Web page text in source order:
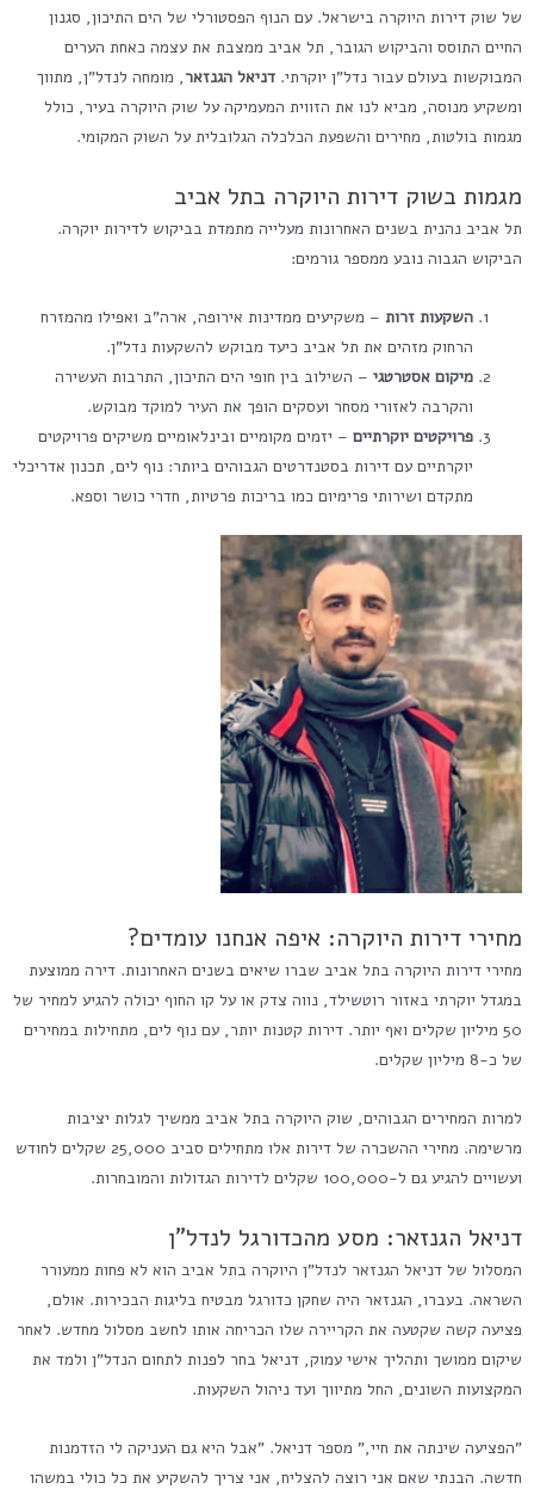
של שוק דירות היוקרה בישראל. עם הנוף הפסטורלי של הים התיכון, סגנון
החיים התוסס והביקוש הגובר, תל אביב ממצבת את עצמה כאחת הערים
המבוקשות בעולם עבור נדל"ן יוקרתי. דניאל הגנזאר, מומחה לנדל"ן, מתווך
ומשקיע מנוסה, מביא לנו את הזווית המעמיקה על שוק היוקרה בעיר, כולל
מגמות בולטות, מחירים והשפעת הכלכלה הגלובלית על השוק המקומי.
מגמות בשוק דירות היוקרה בתל אביב
תל אביב נהנית בשנים האחרונות מעלייה מתמדת בביקוש לדירות יוקרה.
הביקוש הגבוה נובע ממספר גורמים:
השקעות זרות – משקיעים ממדינות אירופה, ארה"ב ואפילו מהמזרח
הרחוק מזהים את תל אביב כיעד מבוקש להשקעות נדל"ן.
מיקום אסטרטגי – השילוב בין חופי הים התיכון, התרבות העשירה
והקרבה לאזורי מסחר ועסקים הופך את העיר למוקד מבוקש.
פרויקטים יוקרתיים – יזמים מקומיים ובינלאומיים משיקים פרויקטים
יוקרתיים עם דירות בסטנדרטים הגבוהים ביותר: נוף לים, תכנון אדריכלי
מתקדם ושירותי פרימיום כמו בריכות פרטיות, חדרי כושר וספא.
מחירי דירות היוקרה: איפה אנחנו עומדים?
מחירי דירות היוקרה בתל אביב שברו שיאים בשנים האחרונות. דירה ממוצעת
במגדל יוקרתי באזור רוטשילד, נווה צדק או על קו החוף יכולה להגיע למחיר של
50 מיליון שקלים ואף יותר. דירות קטנות יותר, עם נוף לים, מתחילות במחירים
של כ-8 מיליון שקלים.
למרות המחירים הגבוהים, שוק היוקרה בתל אביב ממשיך לגלות יציבות
מרשימה. מחירי ההשכרה של דירות אלו מתחילים סביב 25,000 שקלים לחודש
ועשויים להגיע גם ל-100,000 שקלים לדירות הגדולות והמובחרות.
דניאל הגנזאר: מסע מהכדורגל לנדל"ן
המסלול של דניאל הגנזאר לנדל"ן היוקרה בתל אביב הוא לא פחות ממעורר
השראה. בעברו, הגנזאר היה שחקן כדורגל מבטיח בליגות הבכירות. אולם,
פציעה קשה שקטעה את הקריירה שלו הכריחה אותו לחשב מסלול מחדש. לאחר
שיקום ממושך ותהליך אישי עמוק, דניאל בחר לפנות לתחום הנדל"ן ולמד את
המקצועות השונים, החל מתיווך ועד ניהול השקעות.
"הפציעה שינתה את חיי," מספר דניאל. "אבל היא גם העניקה לי הזדמנות
חדשה. הבנתי שאם אני רוצה להצליח, אני צריך להשקיע את כל כולי במשהו